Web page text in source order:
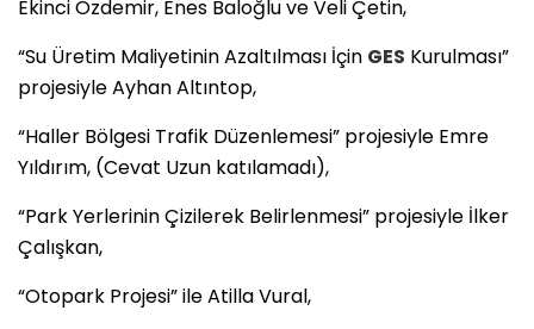
Ekinci Özdemir, Enes Baloğlu ve Veli Çetin,
“Su Üretim Maliyetinin Azaltılması İçin GES Kurulması”
projesiyle Ayhan Altıntop,
“Haller Bölgesi Trafik Düzenlemesi” projesiyle Emre
Yıldırım, (Cevat Uzun katılamadı),
“Park Yerlerinin Çizilerek Belirlenmesi” projesiyle İlker
Çalışkan,
“Otopark Projesi” ile Atilla Vural,